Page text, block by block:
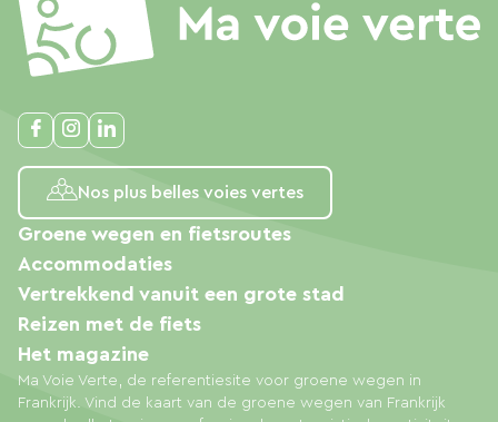
Nos plus belles voies vertes
Ma Voie Verte, de referentiesite voor groene wegen in
Frankrijk. Vind de kaart van de groene wegen van Frankrijk
Groene wegen en fietsroutes
Accommodaties
Vertrekkend vanuit een grote stad
Reizen met de fiets
Het magazine